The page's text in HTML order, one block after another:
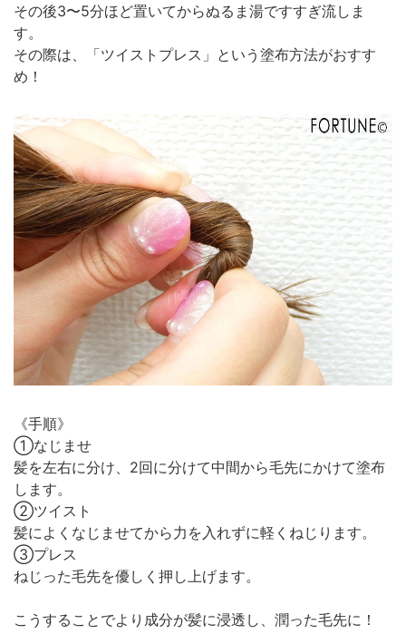
その後3〜5分ほど置いてからぬるま湯ですすぎ流しま
す。
その際は、「ツイストプレス」という塗布方法がおすす
め！
《手順》
①なじませ
髪を左右に分け、2回に分けて中間から毛先にかけて塗布
します。
②ツイスト
髪によくなじませてから力を入れずに軽くねじります。
③プレス
ねじった毛先を優しく押し上げます。
こうすることでより成分が髪に浸透し、潤った毛先に！